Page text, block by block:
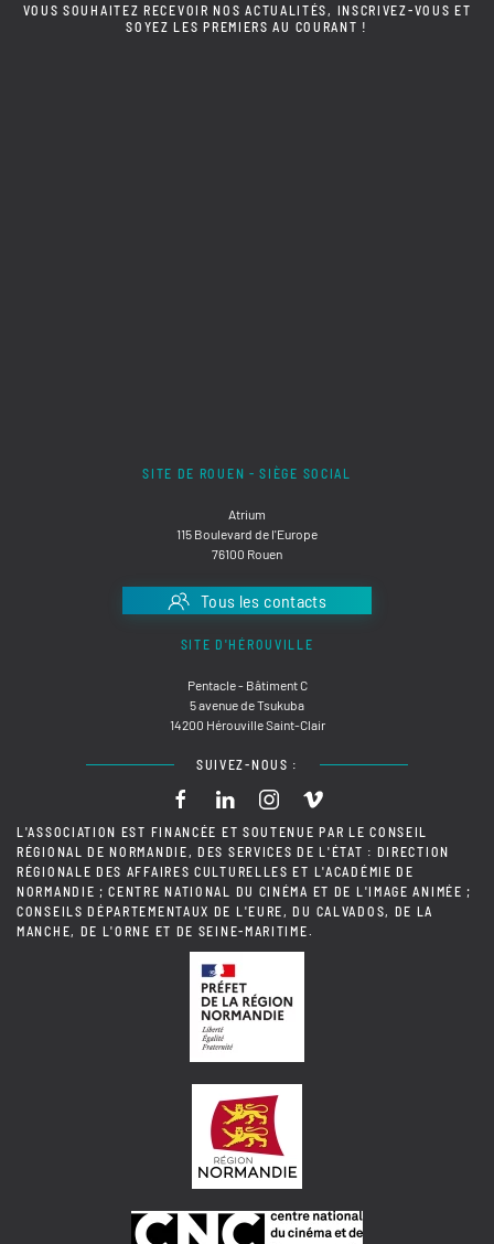
VOUS SOUHAITEZ RECEVOIR NOS ACTUALITÉS, INSCRIVEZ-VOUS ET
SOYEZ LES PREMIERS AU COURANT !
SITE DE ROUEN - SIÈGE SOCIAL
Atrium
115 Boulevard de l'Europe
76100 Rouen
Tous les contacts
SITE D'HÉROUVILLE
Pentacle - Bâtiment C
5 avenue de Tsukuba
14200 Hérouville Saint-Clair
SUIVEZ-NOUS :
L'ASSOCIATION EST FINANCÉE ET SOUTENUE PAR LE CONSEIL
RÉGIONAL DE NORMANDIE, DES SERVICES DE L'ÉTAT : DIRECTION
RÉGIONALE DES AFFAIRES CULTURELLES ET L'ACADÉMIE DE
NORMANDIE ; CENTRE NATIONAL DU CINÉMA ET DE L'IMAGE ANIMÉE ;
CONSEILS DÉPARTEMENTAUX DE L'EURE, DU CALVADOS, DE LA
MANCHE, DE L'ORNE ET DE SEINE-MARITIME.